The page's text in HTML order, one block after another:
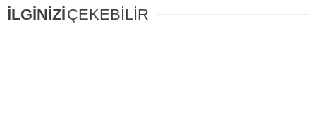
İLGİNİZİÇEKEBİLİR